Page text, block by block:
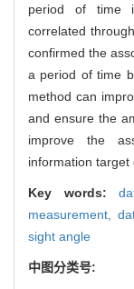
period of time
correlated
confirmed the
a period of time
method can
and ensure the
improve the
information target
Key words:
measurement,
sight angle
中图分类号: